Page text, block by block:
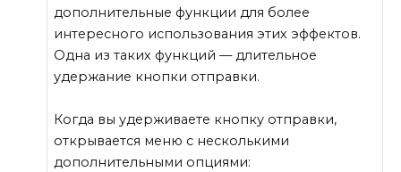
дополнительные функции для более
интересного использования этих эффектов.
Одна из таких функций — длительное
удержание кнопки отправки.
Когда вы удерживаете кнопку отправки,
открывается меню с несколькими
дополнительными опциями: